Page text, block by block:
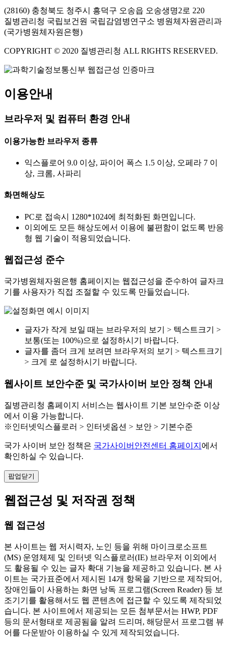
(28160) 충청북도 청주시 흥덕구 오송읍 오송생명2로 220
질병관리청 국립보건원 국립감염병연구소 병원체자원관리과
(국가병원체자원은행)
COPYRIGHT © 2020 질병관리청 ALL RIGHTS RESERVED.
이용안내
브라우저 및 컴퓨터 환경 안내
이용가능한 브라우저 종류
익스플로어 9.0 이상, 파이어 폭스 1.5 이상, 오페라 7 이
상, 크롬, 사파리
화면해상도
PC로 접속시 1280*1024에 최적화된 화면입니다.
이외에도 모든 해상도에서 이용에 불편함이 없도록 반응
형 웹 기술이 적용되었습니다.
웹접근성 준수
국가병원체자원은행 홈페이지는 웹접근성을 준수하여 글자크
기를 사용자가 직접 조절할 수 있도록 만들었습니다.
글자가 작게 보일 때는 브라우저의 보기 > 텍스트크기 >
보통(또는 100%)으로 설정하시기 바랍니다.
글자를 좀더 크게 보려면 브라우저의 보기 > 텍스트크기
> 크게 로 설정하시기 바랍니다.
웹사이트 보안수준 및 국가사이버 보안 정책 안내
질병관리청 홈페이지 서비스는 웹사이트 기본 보안수준 이상
에서 이용 가능합니다.
※인터넷익스플로러 > 인터넷옵션 > 보안 > 기본수준
국가 사이버 보안 정책은 국가사이버안전센터 홈페이지 에서
확인하실 수 있습니다.
팝업닫기
웹접근성 및 저작권 정책
웹 접근성
본 사이트는 웹 저시력자, 노인 등을 위해 마이크로소프트
(MS) 운영체제 및 인터넷 익스플로러(IE) 브라우저 이외에서
도 활용될 수 있는 글자 확대 기능을 제공하고 있습니다. 본 사
이트는 국가표준에서 제시된 14개 항목을 기반으로 제작되어,
장애인들이 사용하는 화면 낭독 프로그램(Screen Reader) 등 보
조기기를 활용해서도 웹 콘텐츠에 접근할 수 있도록 제작되었
습니다. 본 사이트에서 제공되는 모든 첨부문서는 HWP, PDF
등의 문서형태로 제공됨을 알려 드리며, 해당문서 프로그램 뷰
어를 다운받아 이용하실 수 있게 제작되었습니다.